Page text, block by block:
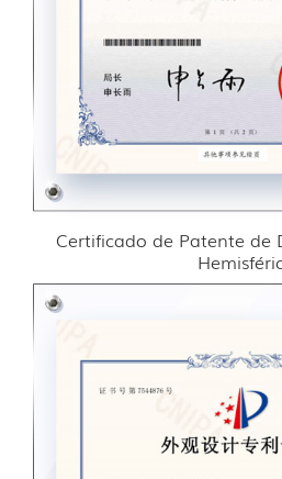
Certificado de Patente de